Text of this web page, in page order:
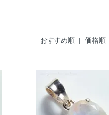
おすすめ順 | 価格順